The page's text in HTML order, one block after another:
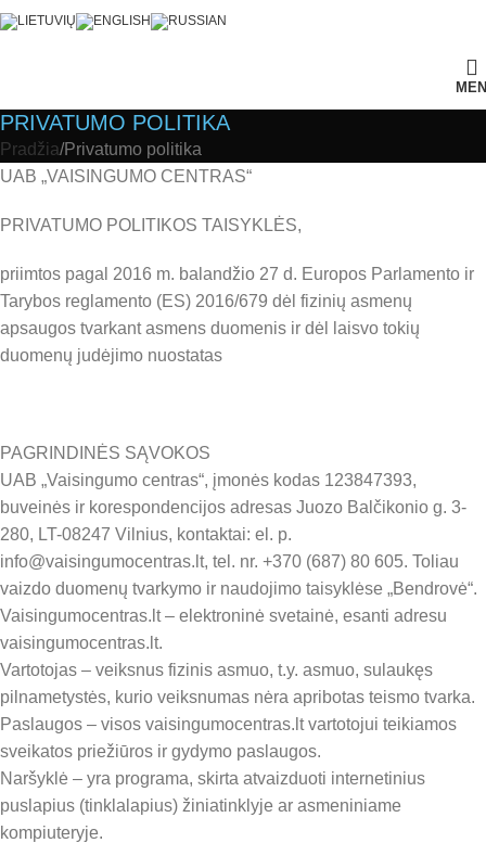
PRIVATUMO POLITIKA
Pradžia Privatumo politika
UAB „VAISINGUMO CENTRAS“
PRIVATUMO POLITIKOS TAISYKLĖS,
priimtos pagal 2016 m. balandžio 27 d. Europos Parlamento ir
Tarybos reglamento (ES) 2016/679 dėl fizinių asmenų
apsaugos tvarkant asmens duomenis ir dėl laisvo tokių
duomenų judėjimo nuostatas
PAGRINDINĖS SĄVOKOS
UAB „Vaisingumo centras“, įmonės kodas 123847393,
buveinės ir korespondencijos adresas Juozo Balčikonio g. 3-
280, LT-08247 Vilnius, kontaktai: el. p.
info@vaisingumocentras.lt, tel. nr. +370 (687) 80 605. Toliau
vaizdo duomenų tvarkymo ir naudojimo taisyklėse „Bendrovė“.
Vaisingumocentras.lt – elektroninė svetainė, esanti adresu
vaisingumocentras.lt.
Vartotojas – veiksnus fizinis asmuo, t.y. asmuo, sulaukęs
pilnametystės, kurio veiksnumas nėra apribotas teismo tvarka.
Paslaugos – visos vaisingumocentras.lt vartotojui teikiamos
sveikatos priežiūros ir gydymo paslaugos.
Naršyklė – yra programa, skirta atvaizduoti internetinius
puslapius (tinklalapius) žiniatinklyje ar asmeniniame
kompiuteryje.